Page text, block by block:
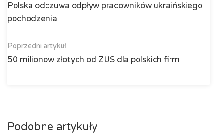
Polska odczuwa odpływ pracowników ukraińskiego
pochodzenia
Poprzedni artykuł
50 milionów złotych od ZUS dla polskich firm
Podobne artykuły